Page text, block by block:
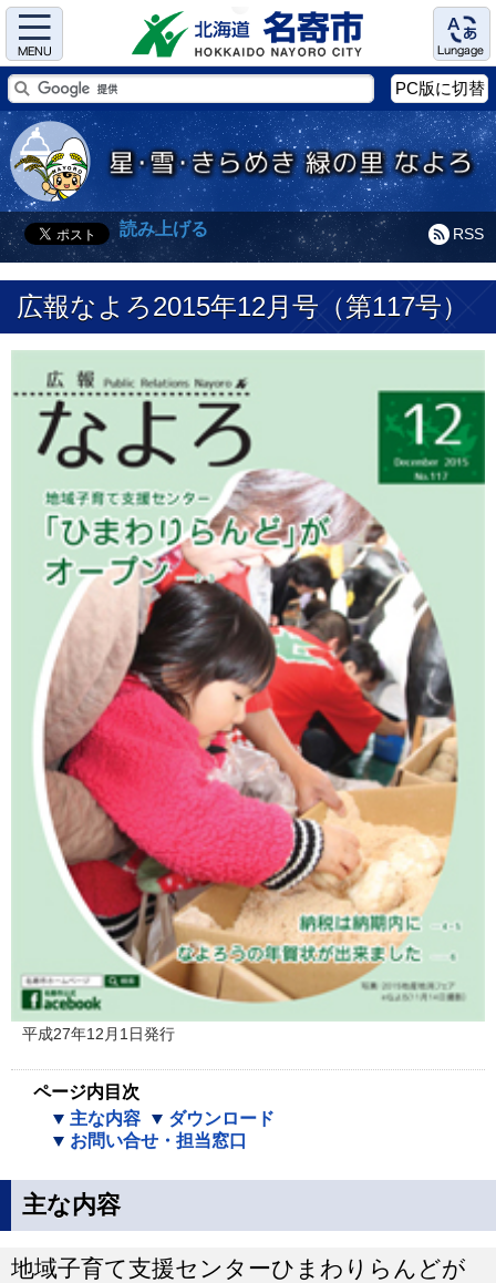
Menu Language
PC版に切替
RSS
読み上げる
広報なよろ2015年12月号（第117号）
平成27年12月1日発行
ページ内目次
主な内容
ダウンロード
お問い合せ・担当窓口
主な内容
地域子育て支援センターひまわりらんどが